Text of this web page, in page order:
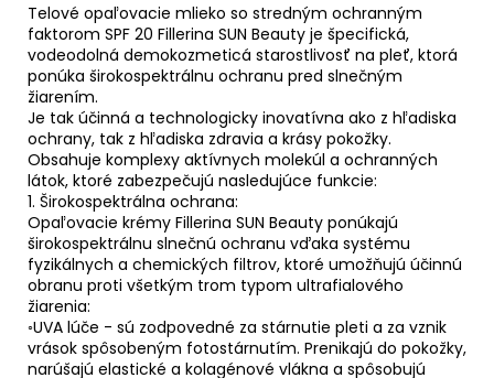
Telové opaľovacie mlieko so stredným ochranným
faktorom SPF 20 Fillerina SUN Beauty je špecifická,
vodeodolná demokozmeticá starostlivosť na pleť, ktorá
ponúka širokospektrálnu ochranu pred slnečným
žiarením.
Je tak účinná a technologicky inovatívna ako z hľadiska
ochrany, tak z hľadiska zdravia a krásy pokožky.
Obsahuje komplexy aktívnych molekúl a ochranných
látok, ktoré zabezpečujú nasledujúce funkcie:
1. Širokospektrálna ochrana:
Opaľovacie krémy Fillerina SUN Beauty ponúkajú
širokospektrálnu slnečnú ochranu vďaka systému
fyzikálnych a chemických filtrov, ktoré umožňujú účinnú
obranu proti všetkým trom typom ultrafialového
žiarenia:
◦UVA lúče - sú zodpovedné za stárnutie pleti a za vznik
vrások spôsobeným fotostárnutím. Prenikajú do pokožky,
narúšajú elastické a kolagénové vlákna a spôsobujú